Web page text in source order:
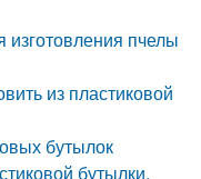
пчелы
из пластиковой
бутылок
бутылки.